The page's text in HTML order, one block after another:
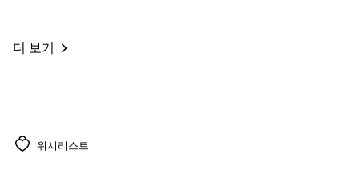
더 보기
위시리스트